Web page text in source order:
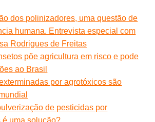
dos polinizadores, uma questão de
humana. Entrevista especial com
Rodrigues de Freitas
põe agricultura em risco e pode
ao Brasil
por agrotóxicos são
de pesticidas por
é uma solução?